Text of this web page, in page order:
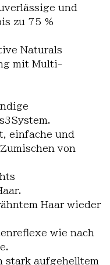
und
zu 75 %
Naturals
mit Multi-
einfache und
von
Haar wieder
wie nach
stark aufgehelltem